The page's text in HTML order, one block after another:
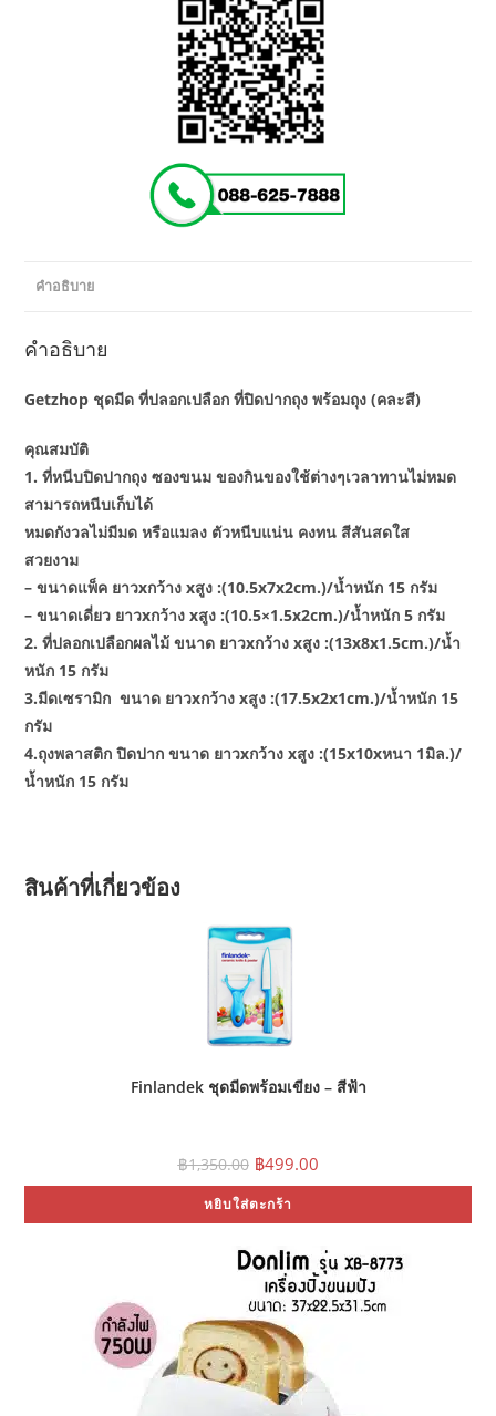
คำอธิบาย
คำอธิบาย
Getzhop ชุดมีด ที่ปลอกเปลือก ที่ปิดปากถุง พร้อมถุง (คละสี)
คุณสมบัติ
1. ที่หนีบปิดปากถุง ซองขนม ของกินของใช้ต่างๆเวลาทานไม่หมด
สามารถหนีบเก็บได้
หมดกังวลไม่มีมด หรือแมลง ตัวหนีบแน่น คงทน สีสันสดใส
สวยงาม
– ขนาดแพ็ค ยาวxกว้าง xสูง :(10.5x7x2cm.)/น้ำหนัก 15 กรัม
– ขนาดเดี่ยว ยาวxกว้าง xสูง :(10.5×1.5x2cm.)/น้ำหนัก 5 กรัม
2. ที่ปลอกเปลือกผลไม้ ขนาด ยาวxกว้าง xสูง :(13x8x1.5cm.)/น้ำ
หนัก 15 กรัม
3.มีดเซรามิก ขนาด ยาวxกว้าง xสูง :(17.5x2x1cm.)/น้ำหนัก 15
กรัม
4.ถุงพลาสติก ปิดปาก ขนาด ยาวxกว้าง xสูง :(15x10xหนา 1มิล.)/
น้ำหนัก 15 กรัม
สินค้าที่เกี่ยวข้อง
Finlandek ชุดมีดพร้อมเขียง – สีฟ้า
฿1,350.00 Original
price
was:
฿1,350.00.
฿499.00Current
price
is:
หยิบใส่ตะกร้า